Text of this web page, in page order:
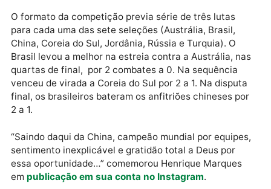
Publicidade
O formato da competição previa série de três lutas
para cada uma das sete seleções (Austrália, Brasil,
Brasil levou a melhor na estreia contra a Austrália,
quartas de final, por 2 combates a 0. Na sequência
venceu de virada a Coreia do Sul por 2 a 1. Na
final, os brasileiros bateram os anfitriões chineses